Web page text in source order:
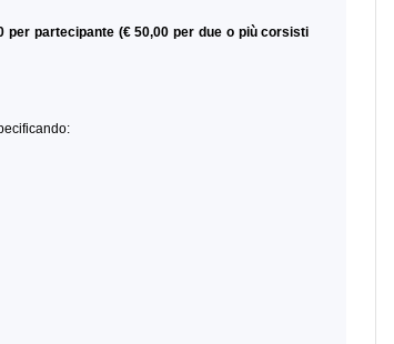
per partecipante (€ 50,00 per due o più corsisti